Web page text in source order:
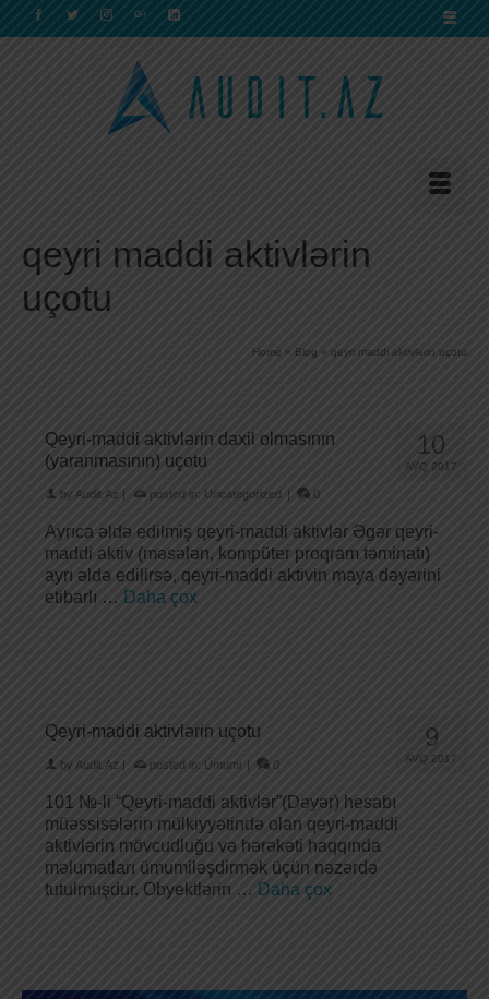
qeyri maddi aktivlərin
uçotu
Home » Blog » qeyri maddi aktivlərin uçotu
10
AVQ 2017
Qeyri-maddi aktivlərin daxil olmasının
(yaranmasının) uçotu
by Audit.Az | posted in: Uncategorized | 0
Ayrıca əldə edilmiş qeyri-maddi aktivlər Əgər qeyri-
maddi aktiv (məsələn, kompüter proqram təminatı)
ayrı əldə edilirsə, qeyri-maddi aktivin maya dəyərini
etibarlı … Daha çox
9
AVQ 2017
Qeyri-maddi aktivlərin uçotu
by Audit.Az | posted in: Ümumi | 0
101 №-li “Qeyri-maddi aktivlər”(Dəyər) hesabı
müəssisələrin mülkiyyətində olan qeyri-maddi
aktivlərin mövcudluğu və hərəkəti haqqında
məlumatları ümumiləşdirmək üçün nəzərdə
tutulmuşdur. Obyektlərin … Daha çox